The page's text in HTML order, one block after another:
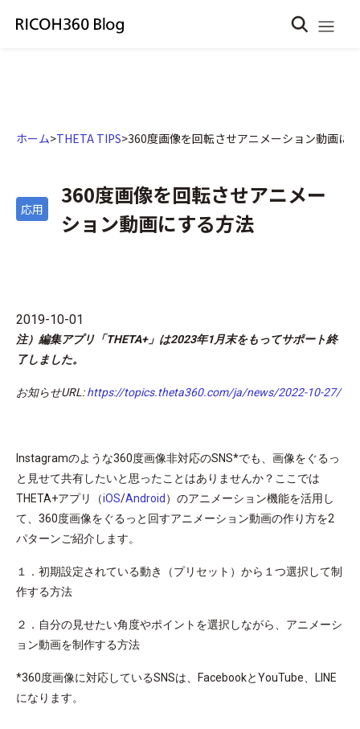
ホーム>THETA TIPS>360度画像を回転させアニメーション動画に
応用
360度画像を回転させアニメー
ション動画にする方法
2019-10-01
注）編集アプリ「THETA+」は2023年1月末をもってサポート終
了しました。
お知らせURL:https://topics.theta360.com/ja/news/2022-10-27/
Instagramのような360度画像非対応のSNS*でも、画像をぐるっ
と見せて共有したいと思ったことはありませんか？ここでは
THETA+アプリ（iOS/Android ）のアニメーション機能を活用し
て、360度画像をぐるっと回すアニメーション動画の作り方を2
パターンご紹介します。
１．初期設定されている動き（プリセット）から１つ選択して制
作する方法
２．自分の見せたい角度やポイントを選択しながら、アニメーシ
ョン動画を制作する方法
*360度画像に対応しているSNSは、FacebookとYouTube、LINE
になります。